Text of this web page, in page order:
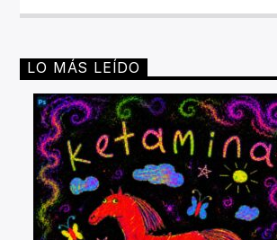
LO MÁS LEÍDO